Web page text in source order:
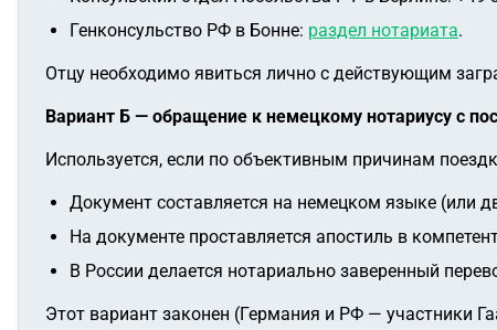
Генконсульство РФ в Бонне: раздел нотариата.
Отцу необходимо явиться лично с действующим
Вариант Б — обращение к немецкому нотариусу с
Используется, если по объективным причинам
Документ составляется на немецком языке (или
На документе проставляется апостиль в
В России делается нотариально заверенный
Этот вариант законен (Германия и РФ — участники